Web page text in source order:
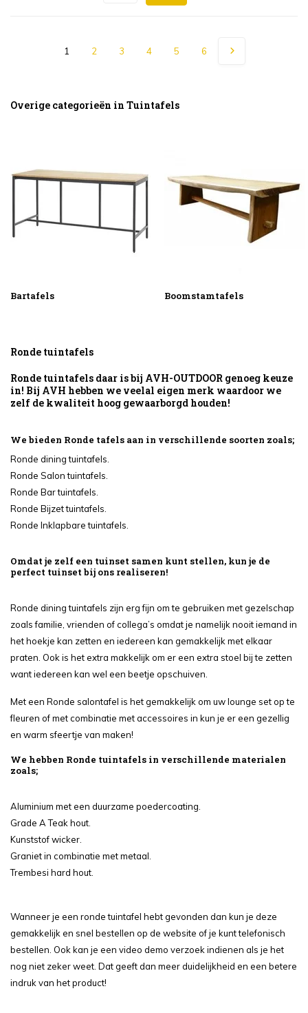
1 2 3 4 5 6
Overige categorieën in Tuintafels
Bartafels Boomstamtafels
Ronde tuintafels
Ronde tuintafels daar is bij AVH-OUTDOOR genoeg keuze
in! Bij AVH hebben we veelal eigen merk waardoor we
zelf de kwaliteit hoog gewaarborgd houden!
We bieden Ronde tafels aan in verschillende soorten zoals;
Ronde dining tuintafels.
Ronde Salon tuintafels.
Ronde Bar tuintafels.
Ronde Bijzet tuintafels.
Ronde Inklapbare tuintafels.
Omdat je zelf een tuinset samen kunt stellen, kun je de
perfect tuinset bij ons realiseren!
Ronde dining tuintafels zijn erg fijn om te gebruiken met gezelschap
zoals familie, vrienden of collega’s omdat je namelijk nooit iemand in
het hoekje kan zetten en iedereen kan gemakkelijk met elkaar
praten. Ook is het extra makkelijk om er een extra stoel bij te zetten
want iedereen kan wel een beetje opschuiven.
Met een Ronde salontafel is het gemakkelijk om uw lounge set op te
fleuren of met combinatie met accessoires in kun je er een gezellig
en warm sfeertje van maken!
We hebben Ronde tuintafels in verschillende materialen
zoals;
Aluminium met een duurzame poedercoating.
Grade A Teak hout.
Kunststof wicker.
Graniet in combinatie met metaal.
Trembesi hard hout.
Wanneer je een ronde tuintafel hebt gevonden dan kun je deze
gemakkelijk en snel bestellen op de website of je kunt telefonisch
bestellen. Ook kan je een video demo verzoek indienen als je het
nog niet zeker weet. Dat geeft dan meer duidelijkheid en een betere
indruk van het product!